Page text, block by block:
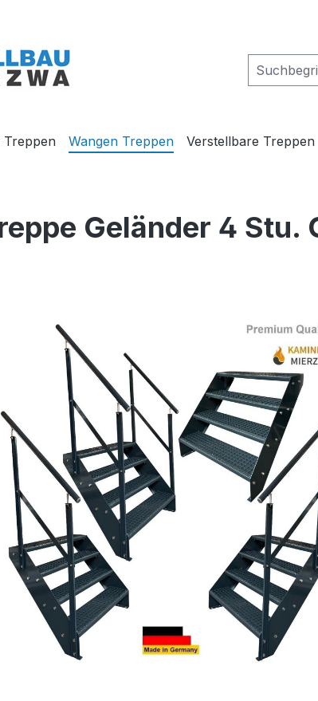
Treppen Wangen Treppen Verstellbare Treppen
Geländer 4 Stu.